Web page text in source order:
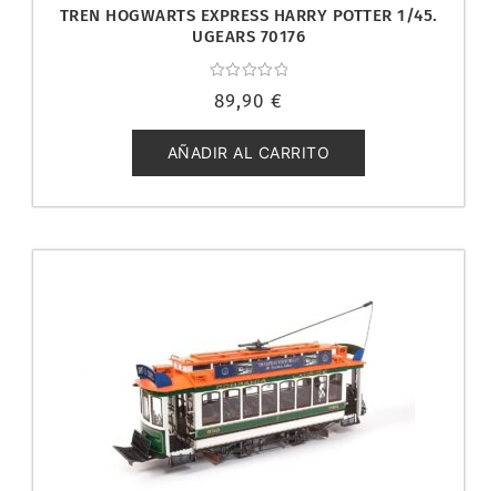
TREN HOGWARTS EXPRESS HARRY POTTER 1/45.
UGEARS 70176
con
de
5
89,90 €
AÑADIR AL CARRITO